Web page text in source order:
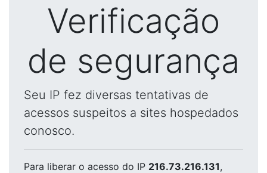
Verificação
de segurança
Seu IP fez diversas tentativas de
acessos suspeitos a sites hospedados
conosco.
Para liberar o acesso do IP 216.73.216.131,